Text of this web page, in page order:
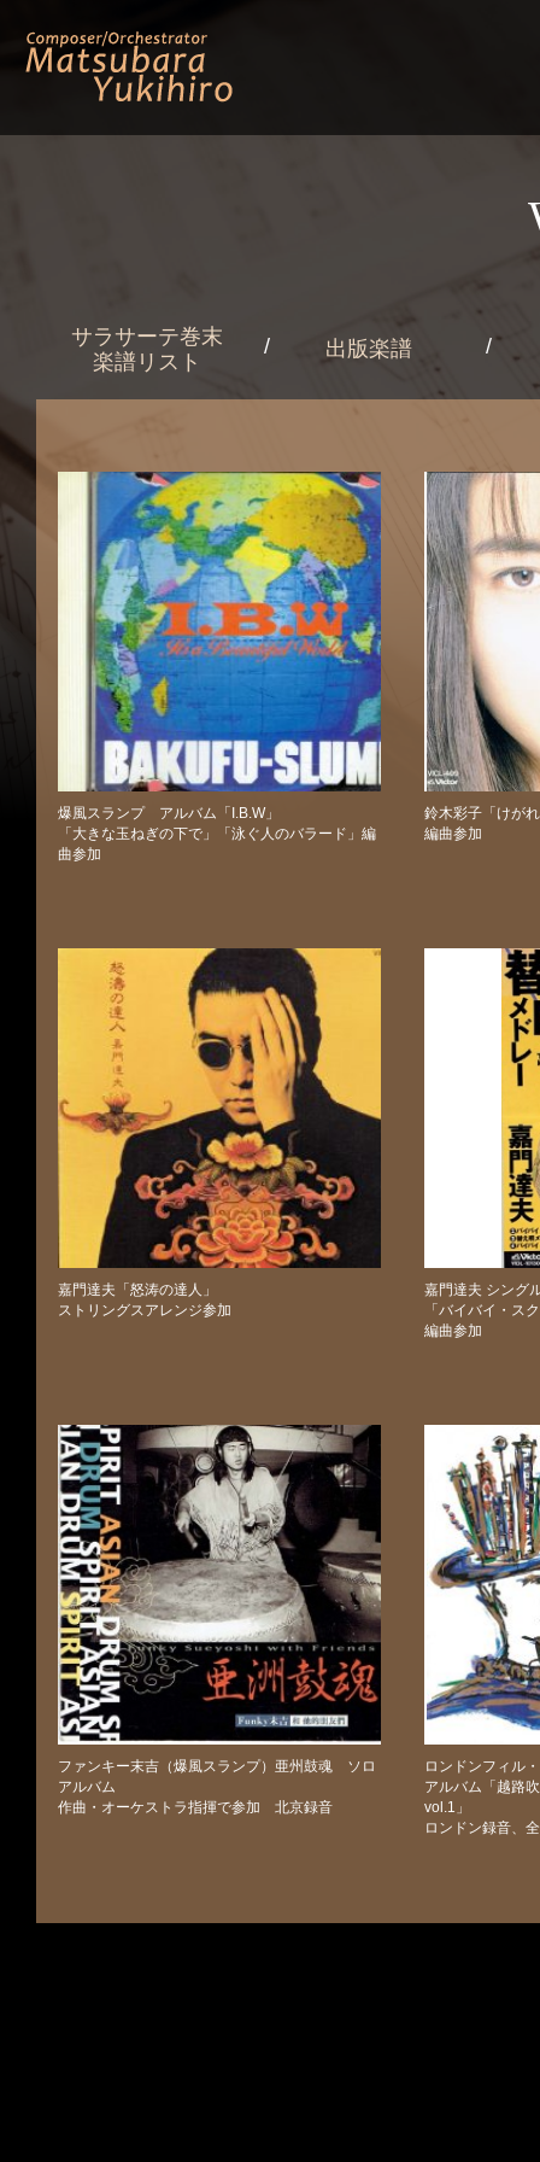
サラサーテ巻末
楽譜リスト
出版楽譜
爆風スランプ アルバム「I.B.W」
「大きな玉ねぎの下で」「泳ぐ人のバラード」編
曲参加
鈴木彩子「けが
編曲参加
嘉門達夫「怒涛の達人」
ストリングスアレンジ参加
嘉門達夫 シング
「バイバイ・ス
編曲参加
ファンキー末吉（爆風スランプ）亜州鼓魂 ソロ
アルバム
作曲・オーケストラ指揮で参加 北京録音
ロンドンフィル
アルバム「越路
vol.1」
ロンドン録音、